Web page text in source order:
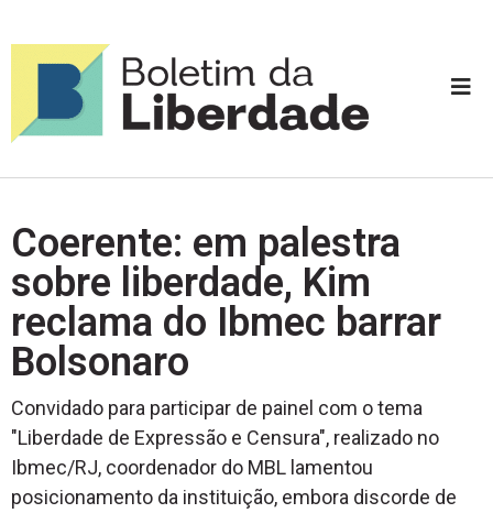
Coerente: em palestra
sobre liberdade, Kim
reclama do Ibmec barrar
Bolsonaro
Convidado para participar de painel com o tema
"Liberdade de Expressão e Censura", realizado no
Ibmec/RJ, coordenador do MBL lamentou
posicionamento da instituição, embora discorde de